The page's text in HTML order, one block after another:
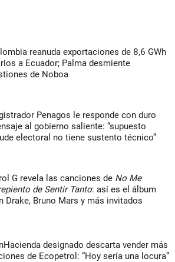
reanuda exportaciones de 8,6 GWh
a Ecuador; Palma desmiente
de Noboa
Penagos le responde con duro
al gobierno saliente: “supuesto
electoral no tiene sustento técnico”
G revela las canciones de No Me
de Sentir Tanto: así es el álbum
Drake, Bruno Mars y más invitados
designado descarta vender más
de Ecopetrol: “Hoy sería una locura”